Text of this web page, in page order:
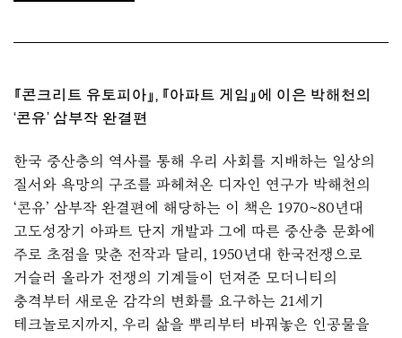
『콘크리트 유토피아』, 『아파트 게임』에 이은 박해천의
‘콘유’ 삼부작 완결편
한국 중산층의 역사를 통해 우리 사회를 지배하는 일상의
질서와 욕망의 구조를 파헤쳐온 디자인 연구가 박해천의
‘콘유’ 삼부작 완결편에 해당하는 이 책은 1970~80년대
고도성장기 아파트 단지 개발과 그에 따른 중산층 문화에
주로 초점을 맞춘 전작과 달리, 1950년대 한국전쟁으로
거슬러 올라가 전쟁의 기계들이 던져준 모더니티의
충격부터 새로운 감각의 변화를 요구하는 21세기
테크놀로지까지, 우리 삶을 뿌리부터 바꿔놓은 인공물을